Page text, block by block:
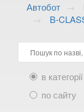
AUDI
BMW
CITROEN
FIAT
Автобот
B-
в категорії
по сайту